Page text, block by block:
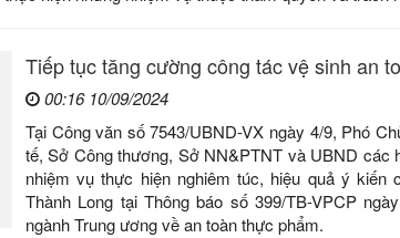
Tiếp tục tăng cường công tác vệ sinh an
00:16 10/09/2024
Tại Công văn số 7543/UBND-VX ngày 4/9, Phó
tế, Sở Công thương, Sở NN&PTNT và UBND các
nhiệm vụ thực hiện nghiêm túc, hiệu quả ý
Thành Long tại Thông báo số 399/TB-VPCP
ngành Trung ương về an toàn thực phẩm.